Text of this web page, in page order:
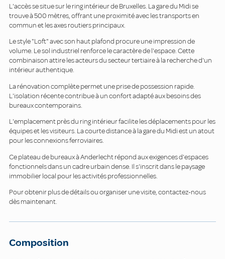
L'accès se situe sur le ring intérieur de Bruxelles. La gare du Midi se
trouve à 500 mètres, offrant une proximité avec les transports en
commun et les axes routiers principaux.
Le style "Loft" avec son haut plafond procure une impression de
volume. Le sol industriel renforce le caractère de l'espace. Cette
combinaison attire les acteurs du secteur tertiaire à la recherche d'un
intérieur authentique.
La rénovation complète permet une prise de possession rapide.
L'isolation récente contribue à un confort adapté aux besoins des
bureaux contemporains.
L'emplacement près du ring intérieur facilite les déplacements pour les
équipes et les visiteurs. La courte distance à la gare du Midi est un atout
pour les connexions ferroviaires.
Ce plateau de bureaux à Anderlecht répond aux exigences d'espaces
fonctionnels dans un cadre urbain dense. Il s'inscrit dans le paysage
immobilier local pour les activités professionnelles.
Pour obtenir plus de détails ou organiser une visite, contactez-nous
dès maintenant.
Composition